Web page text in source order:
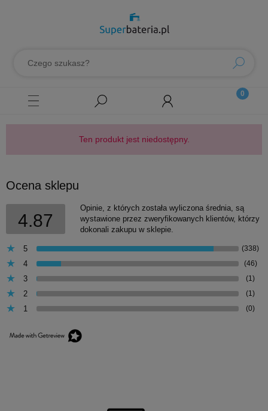
Ten produkt jest niedostępny.
Ocena sklepu
4.87
Opinie, z których została wyliczona średnia, są
wystawione przez zweryfikowanych klientów, którzy
dokonali zakupu w sklepie.
5 (338)
4 (46)
3 (1)
2 (1)
1 (0)